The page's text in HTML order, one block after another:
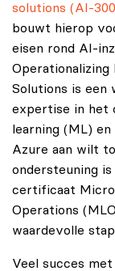
solutions (AI-
bouwt hierop
eisen rond AI-
Operationalizing
Solutions is een
expertise in het
learning (ML)
Azure aan wilt
ondersteuning
certificaat
Operations
waardevolle
Veel succes